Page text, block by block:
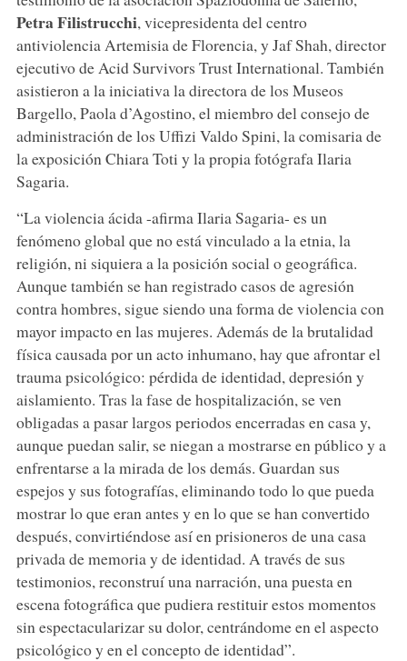
Petra Filistrucchi, vicepresidenta del centro
antiviolencia Artemisia de Florencia, y Jaf Shah, director
ejecutivo de Acid Survivors Trust International. También
asistieron a la iniciativa la directora de los Museos
Bargello, Paola d’Agostino, el miembro del consejo de
administración de los Uffizi Valdo Spini, la comisaria de
la exposición Chiara Toti y la propia fotógrafa Ilaria
Sagaria.
“La violencia ácida -afirma Ilaria Sagaria- es un
fenómeno global que no está vinculado a la etnia, la
religión, ni siquiera a la posición social o geográfica.
Aunque también se han registrado casos de agresión
contra hombres, sigue siendo una forma de violencia con
mayor impacto en las mujeres. Además de la brutalidad
física causada por un acto inhumano, hay que afrontar el
trauma psicológico: pérdida de identidad, depresión y
aislamiento. Tras la fase de hospitalización, se ven
obligadas a pasar largos periodos encerradas en casa y,
aunque puedan salir, se niegan a mostrarse en público y a
enfrentarse a la mirada de los demás. Guardan sus
espejos y sus fotografías, eliminando todo lo que pueda
mostrar lo que eran antes y en lo que se han convertido
después, convirtiéndose así en prisioneros de una casa
privada de memoria y de identidad. A través de sus
testimonios, reconstruí una narración, una puesta en
escena fotográfica que pudiera restituir estos momentos
sin espectacularizar su dolor, centrándome en el aspecto
psicológico y en el concepto de identidad”.